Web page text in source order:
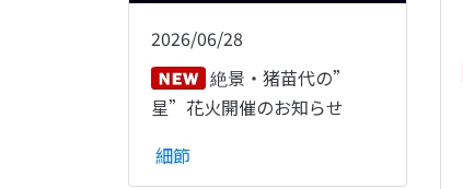
2026/06/28
絶景・猪苗代の”
星”花火開催のお知らせ
細節